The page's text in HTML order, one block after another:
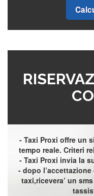
- Taxi Proxi offre un
tempo reale. Criteri
- Taxi Proxi invia la
- dopo
taxi,ricevera’ un